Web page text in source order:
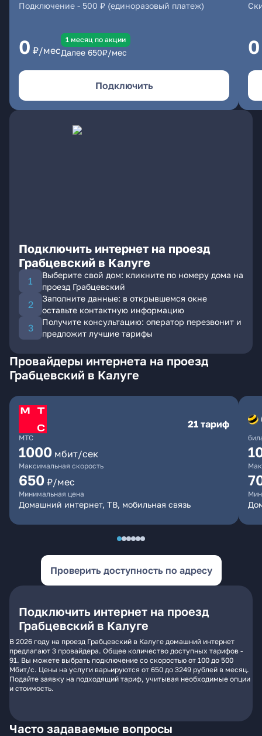
Подключение - 500 ₽ (единоразовый платеж)
0 ₽/мес
1 месяц по акции
Далее 650₽/мес
Подключить
0
Подключить интернет на проезд
Грабцевский в Калуге
Выберите свой дом: кликните по номеру дома на
проезд Грабцевский
Заполните данные: в открывшемся окне
оставьте контактную информацию
Получите консультацию: оператор перезвонит и
предложит лучшие тарифы
Провайдеры интернета на проезд
Грабцевский в Калуге
МТС
21 тариф
1000 мбит/сек
Максимальная скорость
650 ₽/мес
Минимальная цена
Домашний интернет, ТВ, мобильная связь
Проверить доступность по адресу
Подключить интернет на проезд
Грабцевский в Калуге
В 2026 году на проезд Грабцевский в Калуге домашний интернет
предлагают 3 провайдера. Общее количество доступных тарифов -
91. Вы можете выбрать подключение со скоростью от 100 до 500
Мбит/с. Цены на услуги варьируются от 650 до 3249 рублей в месяц.
Подайте заявку на подходящий тариф, учитывая необходимые опции
и стоимость.
Часто задаваемые вопросы